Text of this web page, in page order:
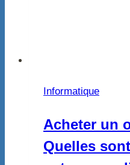
Informatique
Acheter un
Quelles